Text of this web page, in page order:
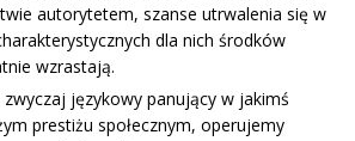
autorytetem, szanse utrwalenia się w
dla nich środków
wzrastają.
zwyczaj językowy panujący w jakimś
prestiżu społecznym, operujemy